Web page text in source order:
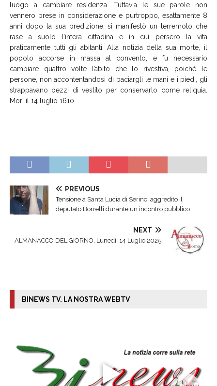
luogo a cambiare residenza. Tuttavia le sue parole non
vennero prese in considerazione e purtroppo, esattamente 8
anni dopo la sua predizione, si manifestò un terremoto che
rase a suolo l’intera cittadina e in cui persero la vita
praticamente tutti gli abitanti. Alla notizia della sua morte, il
popolo accorse in massa al convento, e fu necessario
cambiare quattro volte l’abito che lo rivestiva, poiché le
persone, non accontentandosi di baciargli le mani e i piedi, gli
strappavano pezzi di vestito per conservarlo come reliquia.
Morì il 14 luglio 1610.
PREVIOUS
Tensione a Santa Lucia di Serino: aggredito il
deputato Borrelli durante un incontro pubblico
NEXT
ALMANACCO DEL GIORNO. Lunedí, 14 Luglio 2025
BINEWS TV. LA NOSTRA WEBTV